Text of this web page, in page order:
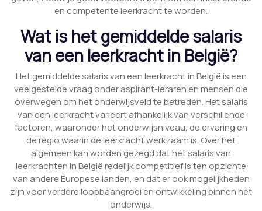
en competente leerkracht te worden.
Wat is het gemiddelde salaris
van een leerkracht in België?
Het gemiddelde salaris van een leerkracht in België is een
veelgestelde vraag onder aspirant-leraren en mensen die
overwegen om het onderwijsveld te betreden. Het salaris
van een leerkracht varieert afhankelijk van verschillende
factoren, waaronder het onderwijsniveau, de ervaring en
de regio waarin de leerkracht werkzaam is. Over het
algemeen kan worden gezegd dat het salaris van
leerkrachten in België redelijk competitief is ten opzichte
van andere Europese landen, en dat er ook mogelijkheden
zijn voor verdere loopbaangroei en ontwikkeling binnen het
onderwijs.